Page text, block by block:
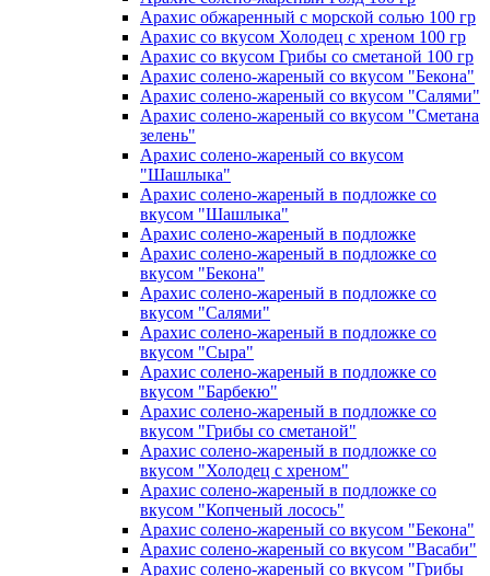
Арахис обжаренный с морской солью 100 гр
Арахис со вкусом Холодец с хреном 100 гр
Арахис со вкусом Грибы со сметаной 100 гр
Арахис солено-жареный со вкусом "Бекона"
Арахис солено-жареный со вкусом "Салями"
Арахис солено-жареный со вкусом "Сметана
зелень"
Арахис солено-жареный со вкусом
"Шашлыка"
Арахис солено-жареный в подложке со
вкусом "Шашлыка"
Арахис солено-жареный в подложке
Арахис солено-жареный в подложке со
вкусом "Бекона"
Арахис солено-жареный в подложке со
вкусом "Салями"
Арахис солено-жареный в подложке со
вкусом "Сыра"
Арахис солено-жареный в подложке со
вкусом "Барбекю"
Арахис солено-жареный в подложке со
вкусом "Грибы со сметаной"
Арахис солено-жареный в подложке со
вкусом "Холодец с хреном"
Арахис солено-жареный в подложке со
вкусом "Копченый лосось"
Арахис солено-жареный со вкусом "Бекона"
Арахис солено-жареный со вкусом "Васаби"
Арахис солено-жареный со вкусом "Грибы